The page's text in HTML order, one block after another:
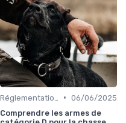
• 06/06/2025
Comprendre les armes de